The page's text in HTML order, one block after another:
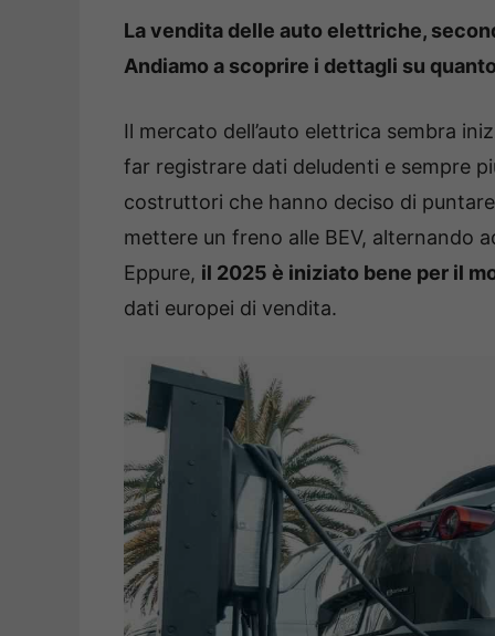
La vendita delle auto elettriche,
Andiamo a scoprire i dettagli su
Il mercato dell’auto elettrica sembra
far registrare dati deludenti e sempre
costruttori che hanno deciso di
mettere un freno alle BEV, alternando
Eppure, il 2025 è iniziato bene per il
dati europei di vendita.